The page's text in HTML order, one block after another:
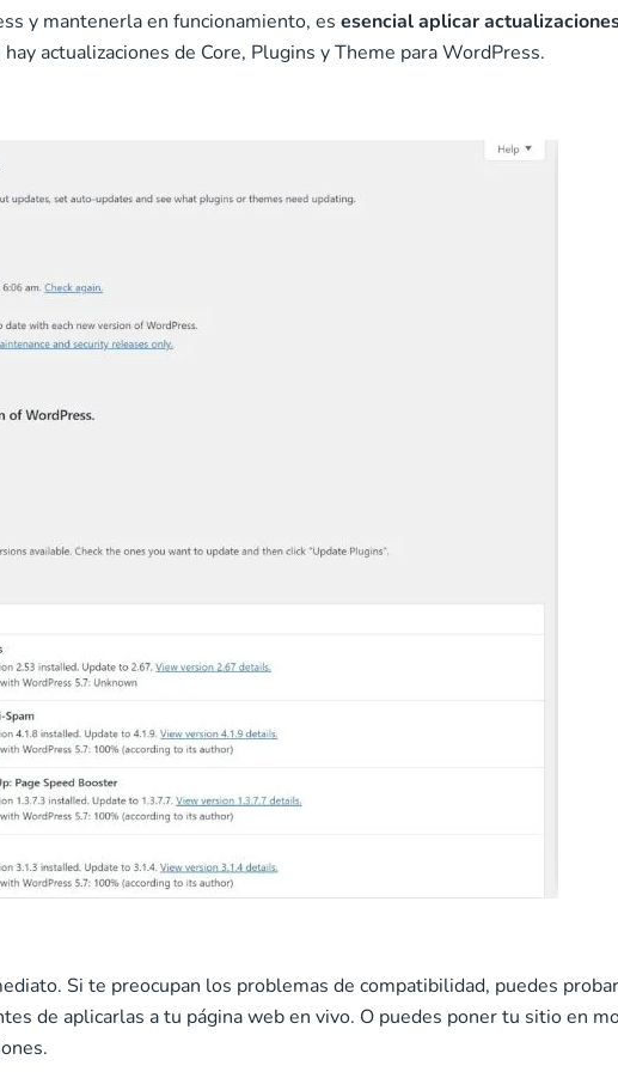
y mantenerla en funcionamiento, es esencial aplicar
actualizaciones de Core, Plugins y Theme para WordPress.
Si te preocupan los problemas de compatibilidad, puedes probar
de aplicarlas a tu página web en vivo. O puedes poner tu sitio en